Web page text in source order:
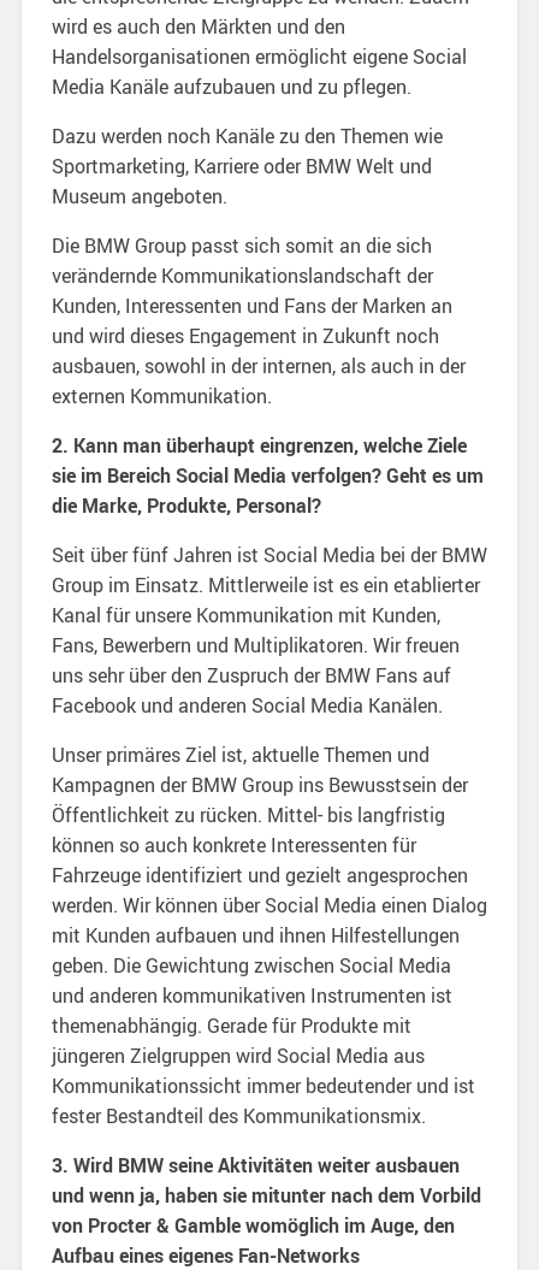
wird es auch den Märkten und den
Handelsorganisationen ermöglicht eigene Social
Media Kanäle aufzubauen und zu pflegen.
Dazu werden noch Kanäle zu den Themen wie
Sportmarketing, Karriere oder BMW Welt und
Museum angeboten.
Die BMW Group passt sich somit an die sich
verändernde Kommunikationslandschaft der
Kunden, Interessenten und Fans der Marken an
und wird dieses Engagement in Zukunft noch
ausbauen, sowohl in der internen, als auch in der
externen Kommunikation.
2. Kann man überhaupt eingrenzen, welche Ziele
sie im Bereich Social Media verfolgen? Geht es um
die Marke, Produkte, Personal?
Seit über fünf Jahren ist Social Media bei der BMW
Group im Einsatz. Mittlerweile ist es ein etablierter
Kanal für unsere Kommunikation mit Kunden,
Fans, Bewerbern und Multiplikatoren. Wir freuen
uns sehr über den Zuspruch der BMW Fans auf
Facebook und anderen Social Media Kanälen.
Unser primäres Ziel ist, aktuelle Themen und
Kampagnen der BMW Group ins Bewusstsein der
Öffentlichkeit zu rücken. Mittel- bis langfristig
können so auch konkrete Interessenten für
Fahrzeuge identifiziert und gezielt angesprochen
werden. Wir können über Social Media einen Dialog
mit Kunden aufbauen und ihnen Hilfestellungen
geben. Die Gewichtung zwischen Social Media
und anderen kommunikativen Instrumenten ist
themenabhängig. Gerade für Produkte mit
jüngeren Zielgruppen wird Social Media aus
Kommunikationssicht immer bedeutender und ist
fester Bestandteil des Kommunikationsmix.
3. Wird BMW seine Aktivitäten weiter ausbauen
und wenn ja, haben sie mitunter nach dem Vorbild
von Procter & Gamble womöglich im Auge, den
Aufbau eines eigenes Fan-Networks